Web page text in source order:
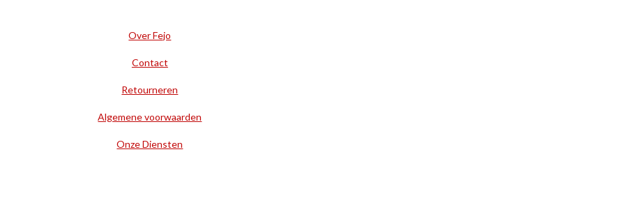
Over Fejo
Contact
Retourneren
Algemene voorwaarden
Onze Diensten